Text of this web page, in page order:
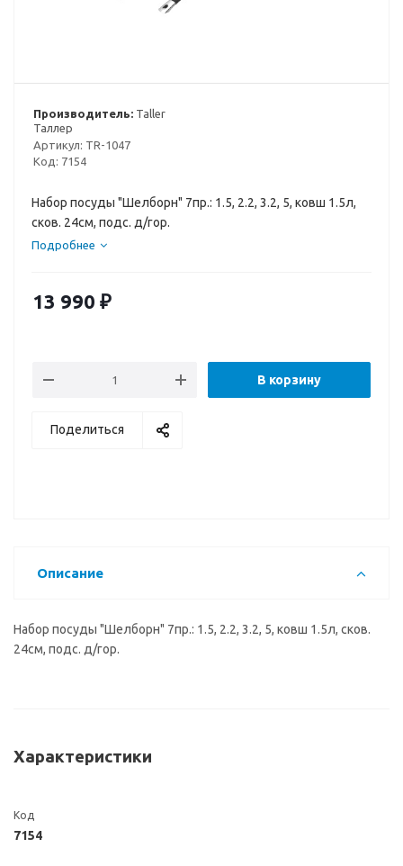
Производитель: Taller
Таллер
Артикул: TR-1047
Код: 7154
Набор посуды "Шелборн" 7пр.: 1.5, 2.2, 3.2, 5, ковш 1.5л,
сков. 24см, подс. д/гор.
Подробнее
13 990 ₽
В корзину
Поделиться
Описание
Набор посуды "Шелборн" 7пр.: 1.5, 2.2, 3.2, 5, ковш 1.5л, сков.
24см, подс. д/гор.
Характеристики
Код
7154